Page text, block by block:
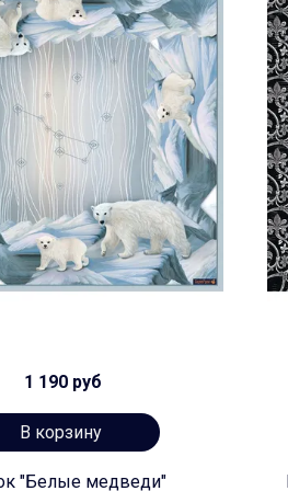
1 190 руб
В корзину
"Белые медведи"